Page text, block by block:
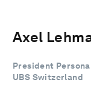
Axel
President
UBS Switzerland